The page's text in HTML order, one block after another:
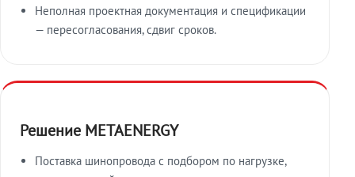
Неполная проектная документация и спецификации
— пересогласования, сдвиг сроков.
Решение METAENERGY
Поставка шинопровода с подбором по нагрузке,